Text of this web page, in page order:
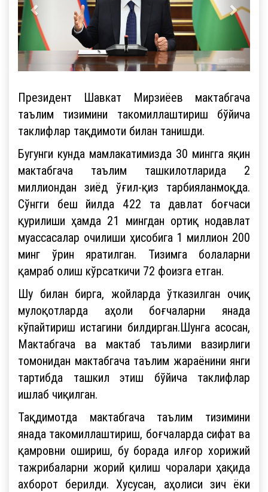
Президент Шавкат Мирзиёев мактабгача
таълим тизимини такомиллаштириш бўйича
таклифлар тақдимоти билан танишди.
Бугунги кунда мамлакатимизда 30 мингга яқин
мактабгача таълим ташкилотларида 2
миллиондан зиёд ўғил-қиз тарбияланмоқда.
Сўнгги беш йилда 422 та давлат боғчаси
қурилиши ҳамда 21 мингдан ортиқ нодавлат
муассасалар очилиши ҳисобига 1 миллион 200
минг ўрин яратилган. Тизимга болаларни
қамраб олиш кўрсаткичи 72 фоизга етган.
Шу билан бирга, жойларда ўтказилган очиқ
мулоқотларда аҳоли боғчаларни янада
кўпайтириш истагини билдирган.Шунга асосан,
Мактабгача ва мактаб таълими вазирлиги
томонидан мактабгача таълим жараёнини янги
тартибда ташкил этиш бўйича таклифлар
ишлаб чиқилган.
Тақдимотда мактабгача таълим тизимини
янада такомиллаштириш, боғчаларда сифат ва
қамровни ошириш, бу борада илғор хорижий
тажрибаларни жорий қилиш чоралари ҳақида
ахборот берилди. Хусусан, аҳолиси зич ёки